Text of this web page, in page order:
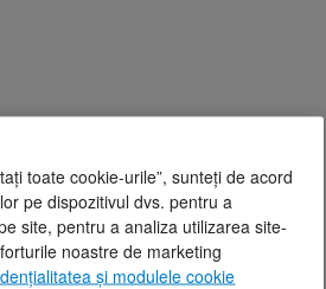
toate cookie-urile”, sunteți de acord
pe dispozitivul dvs. pentru a
site, pentru a analiza utilizarea site-
noastre de marketing
și modulele cookie